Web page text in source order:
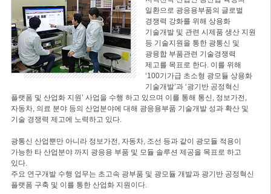
일환으로 광응용부품의 글로벌
경쟁력 강화를 위해 상용화
기술개발 및 관련 시제품 생산 지원
등 기술지원을 통한 광통신 및
광융합 부품관련 기술경쟁력
제고를 목표로 한다. 이를 위해
‘100기가급 초소형 광모듈 상용화
기술개발’과 ‘광기반 공정혁신
플랫폼 및 산업화 지원’ 사업을 수행 하고 있으며 이를 통해 통신, 정보가전,
자동차, 의료 분야 등의 산업분야에 대해 광응용부품 기술개발 성과 확산 및
기술 경쟁력 제고에 노력하고 있다.
광통신 산업뿐만 아니라 정보가전, 자동차, 조선 등과 같이 광모듈 적용이
가능한 타 산업분야 까지 광응용 부품 및 모듈 솔루션 제공을 목표로 하고
있다.
주요 연구개발 수행 업무는 초고속 광부품 및 광모듈 개발과 광기반 공정혁신
플랫폼 구축 및 이를 통한 산업화 지원이다.